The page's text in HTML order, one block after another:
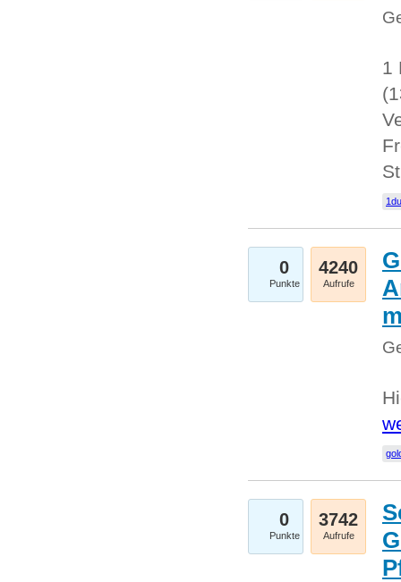
1
0
Punkte
4240
Aufrufe
0
Punkte
3742
Aufrufe